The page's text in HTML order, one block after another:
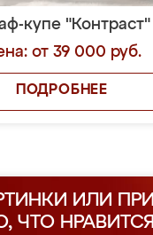
купе "Контраст"
от 39 000 руб.
ПОДРОБНЕЕ
ИЛИ
ЧТО